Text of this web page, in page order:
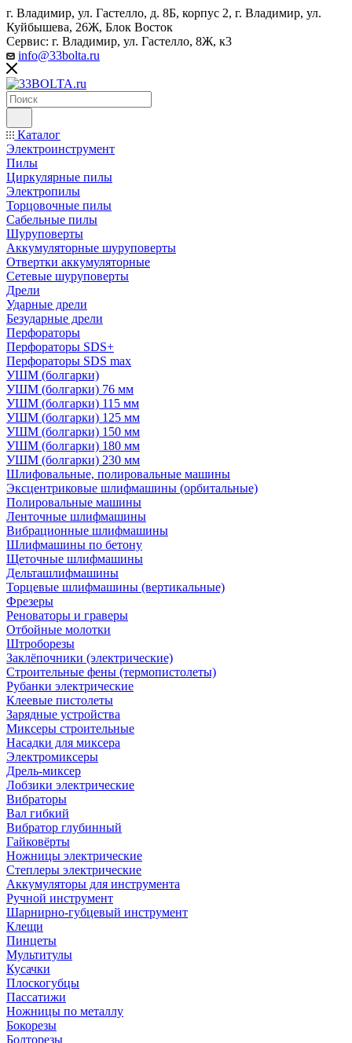
г. Владимир, ул. Гастелло, д. 8Б, корпус 2, г. Владимир, ул. ​
Куйбышева, 26Ж, Блок Восток
Сервис: г. Владимир, ул. Гастелло, 8Ж, к3
info@33bolta.ru
Каталог
Электроинструмент
Пилы
Циркулярные пилы
Электропилы
Торцовочные пилы
Сабельные пилы
Шуруповерты
Аккумуляторные шуруповерты
Отвертки аккумуляторные
Сетевые шуруповерты
Дрели
Ударные дрели
Безударные дрели
Перфораторы
Перфораторы SDS+
Перфораторы SDS max
УШМ (болгарки)
УШМ (болгарки) 76 мм
УШМ (болгарки) 115 мм
УШМ (болгарки) 125 мм
УШМ (болгарки) 150 мм
УШМ (болгарки) 180 мм
УШМ (болгарки) 230 мм
Шлифовальные, полировальные машины
Эксцентриковые шлифмашины (орбитальные)
Полировальные машины
Ленточные шлифмашины
Вибрационные шлифмашины
Шлифмашины по бетону
Щеточные шлифмашины
Дельташлифмашины
Торцевые шлифмашины (вертикальные)
Фрезеры
Реноваторы и граверы
Отбойные молотки
Штроборезы
Заклёпочники (электрические)
Строительные фены (термопистолеты)
Рубанки электрические
Клеевые пистолеты
Зарядные устройства
Миксеры строительные
Насадки для миксера
Электромиксеры
Дрель-миксер
Лобзики электрические
Вибраторы
Вал гибкий
Вибратор глубинный
Гайковёрты
Ножницы электрические
Степлеры электрические
Аккумуляторы для инструмента
Ручной инструмент
Шарнирно-губцевый инструмент
Клещи
Пинцеты
Мультитулы
Кусачки
Плоскогубцы
Пассатижи
Ножницы по металлу
Бокорезы
Болторезы